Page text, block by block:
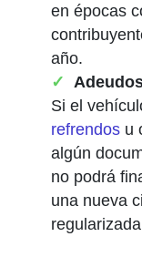
en épocas
año.
Si el
refrendos u
algún
no podrá
una nueva